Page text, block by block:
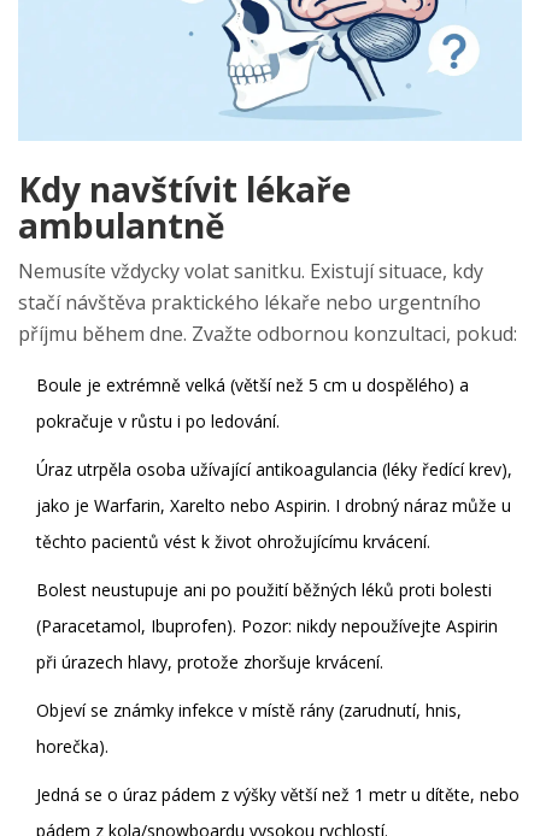
Kdy navštívit lékaře
ambulantně
Nemusíte vždycky volat sanitku. Existují situace, kdy
stačí návštěva praktického lékaře nebo urgentního
příjmu během dne. Zvažte odbornou konzultaci, pokud:
Boule je extrémně velká (větší než 5 cm u dospělého) a
pokračuje v růstu i po ledování.
Úraz utrpěla osoba užívající antikoagulancia (léky ředící krev),
jako je Warfarin, Xarelto nebo Aspirin. I drobný náraz může u
těchto pacientů vést k život ohrožujícímu krvácení.
Bolest neustupuje ani po použití běžných léků proti bolesti
(Paracetamol, Ibuprofen). Pozor: nikdy nepoužívejte Aspirin
při úrazech hlavy, protože zhoršuje krvácení.
Objeví se známky infekce v místě rány (zarudnutí, hnis,
horečka).
Jedná se o úraz pádem z výšky větší než 1 metr u dítěte, nebo
pádem z kola/snowboardu vysokou rychlostí.